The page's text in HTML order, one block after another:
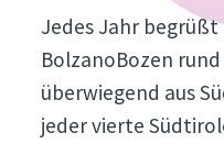
Jedes Jahr begrüßt
BolzanoBozen
überwiegend aus
jeder vierte